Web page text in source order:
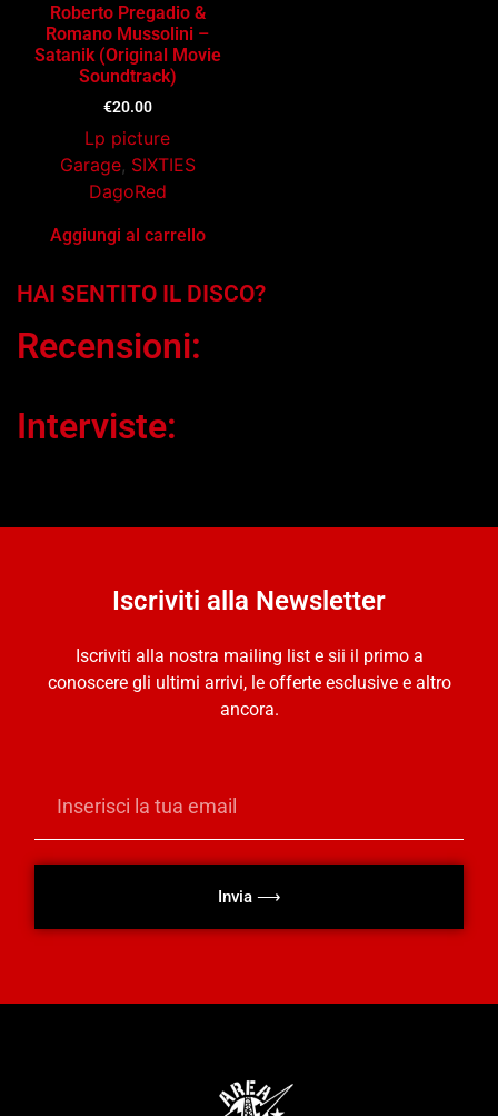
Roberto Pregadio &
Romano Mussolini –
Satanik (Original Movie
Soundtrack)
€20.00
Lp picture
Garage, SIXTIES
DagoRed
Aggiungi al carrello
HAI SENTITO IL DISCO?
Recensioni:
Interviste:
Iscriviti alla Newsletter
Iscriviti alla nostra mailing list e sii il primo a
conoscere gli ultimi arrivi, le offerte esclusive e altro
ancora.
Invia ⟶